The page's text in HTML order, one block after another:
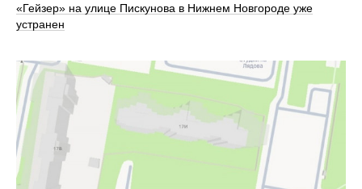
«Гейзер» на улице Пискунова в Нижнем Новгороде уже
устранен